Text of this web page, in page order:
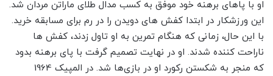
او با پاهای برهنه خود موفق به کسب مدال طلای ماراتن مردان شد.
این ورزشکار در ابتدا کفش های دویدن را در رم برای مسابقه خرید.
با این حال، زمانی که هنگام تمرین به او تاول زدند، کفش ها
ناراحت کننده شدند. او در نهایت تصمیم گرفت با پای برهنه بدود
که منجر به شکستن رکورد او در بازی‌ها شد. در المپیک 1964